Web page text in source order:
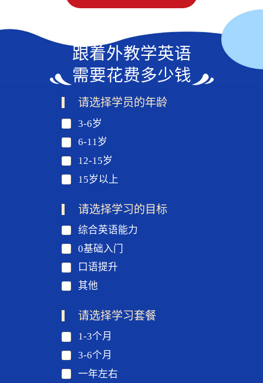
跟着外教学英语
需要花费多少钱
请选择学员的年龄
3-6岁
6-11岁
12-15岁
15岁以上
请选择学习的目标
综合英语能力
0基础入门
口语提升
其他
请选择学习套餐
1-3个月
3-6个月
一年左右